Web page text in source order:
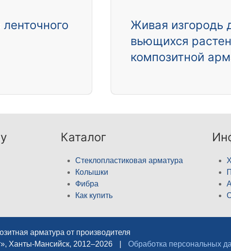
Живая изгородь
вьющихся
композитной
Каталог
Стеклопластиковая арматура
Колышки
Фибра
Как купить
арматура от производителя
Ханты-Мансийск, 2012–2026
Обработка персональных